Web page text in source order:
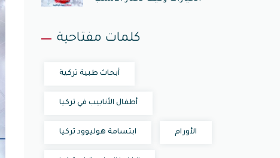
كلمات مفتاحية
أبحاث طبية تركية
أطفال الأنابيب في تركيا
ابتسامة هوليوود تركيا الأورام